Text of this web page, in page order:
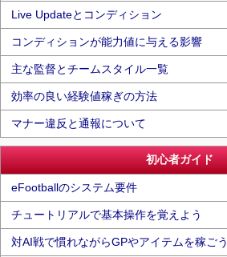
Live Updateとコンディション
コンディションが能力値に与える影響
主な監督とチームスタイル一覧
効率の良い経験値稼ぎの方法
マナー違反と通報について
初心者ガイド
eFootballのシステム要件
チュートリアルで基本操作を覚えよう
対AI戦で慣れながらGPやアイテムを稼ごう